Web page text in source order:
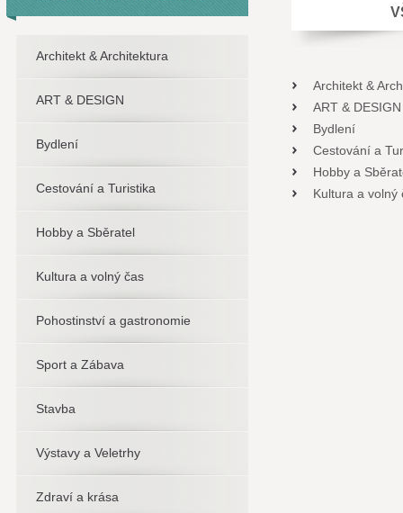
Architekt & Architektura
ART & DESIGN
Bydlení
Cestování a Turistika
Hobby a Sběratel
Kultura a volný čas
Pohostinství a gastronomie
Sport a Zábava
Stavba
Výstavy a Veletrhy
Zdraví a krása
Architekt &
ART & DESIGN
Bydlení
Cestování a
Hobby a
Kultura a volný